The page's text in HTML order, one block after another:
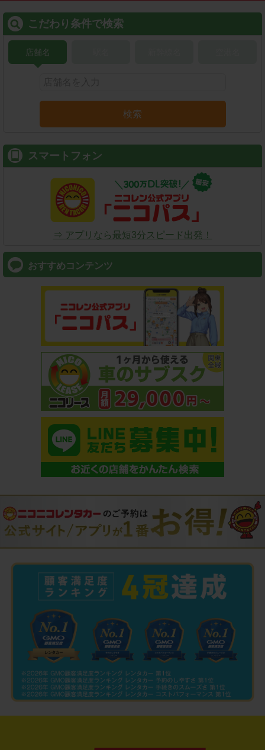
こだわり条件で検索
店舗名
検索
スマートフォン
⇒ アプリなら最短3分スピード出発！
おすすめコンテンツ